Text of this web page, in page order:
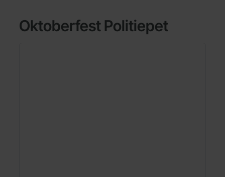
Oktoberfest Politiepet